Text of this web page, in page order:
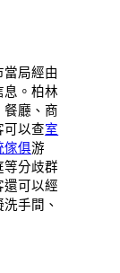
局經由
息。柏林
餐廳、商
可以查室
傢俱游
等分歧群
還可以經
手間、